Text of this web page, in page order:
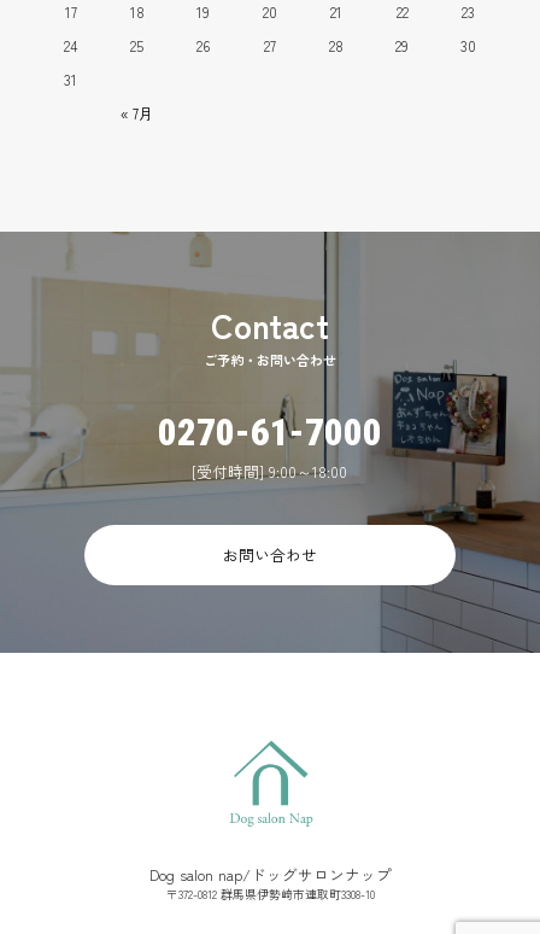
« 7月
17
18 19 20 21 22
23
24
25 26 27 28 29
30
31
ご予約・お問い合わせ
0270-61-7000
[受付時間] 9:00～18:00
お問い合わせ
Dog salon nap/ドッグサロンナップ
〒372-0812 群馬県伊勢崎市連取町3308-10